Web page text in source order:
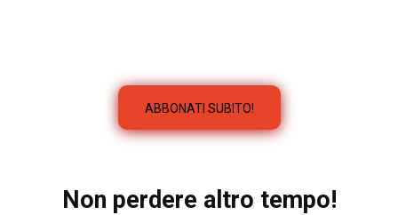
ABBONATI SUBITO!
Non perdere altro tempo!